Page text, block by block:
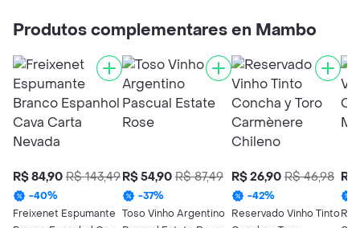
Produtos complementares en Mambo
R$ 84,90 R$ 143,49
-40%
Freixenet Espumante
R$ 54,90 R$ 87,49
-37%
Toso Vinho Argentino
R$ 26,90 R$ 46,98
-42%
Reservado Vinho Tinto
R$